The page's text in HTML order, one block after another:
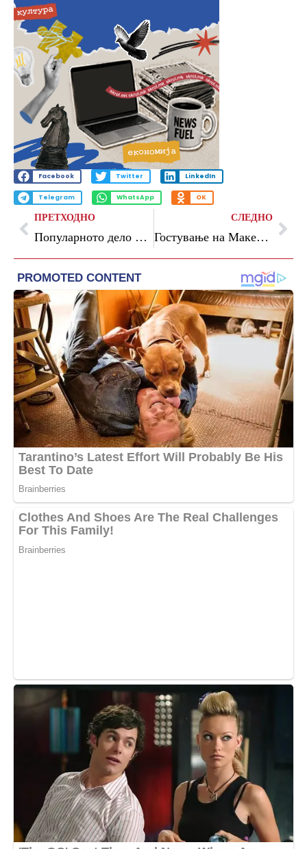
Facebook Twitter LinkedIn
Telegram WhatsApp OK
ПРЕТХОДНО
Популарното дело на „Браво сине!“ и „Арс Ламина“ – „Бајки од Македонија“ влегува во образовната програма како редовна лектира
СЛЕДНО
Гостување на Македонска филхармонија во Струга